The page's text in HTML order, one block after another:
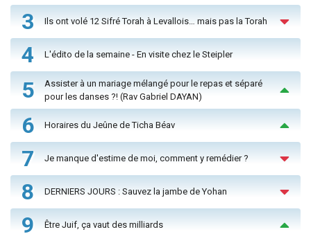
3 Ils ont volé 12 Sifré Torah à Levallois… mais pas la Torah
4 L'édito de la semaine - En visite chez le Steipler
5
Assister à un mariage mélangé pour le repas et séparé
pour les danses ?! (Rav Gabriel DAYAN)
6 Horaires du Jeûne de Ticha Béav
7 Je manque d'estime de moi, comment y remédier ?
8 DERNIERS JOURS : Sauvez la jambe de Yohan
9 Être Juif, ça vaut des milliards